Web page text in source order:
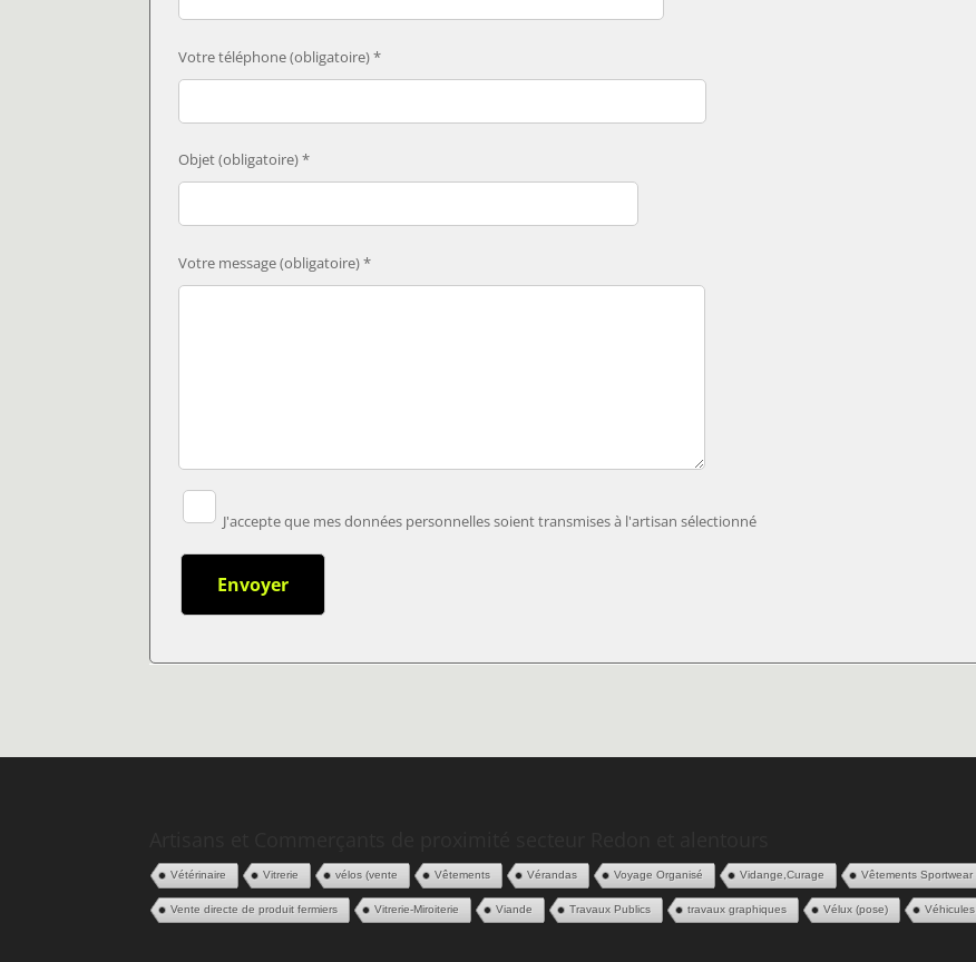
Votre téléphone (obligatoire) *
Objet (obligatoire) *
Votre message (obligatoire) *
J'accepte que mes données personnelles soient transmises à l'artisan sélectionné
Vétérinaire Vitrerie vélos (vente Vêtements Vérandas Voyage Organisé Vidange,Curage Vêtements Sportwear
Vente directe de produit fermiers Vitrerie-Miroiterie Viande Travaux Publics travaux graphiques Vélux (pose) Véhicules